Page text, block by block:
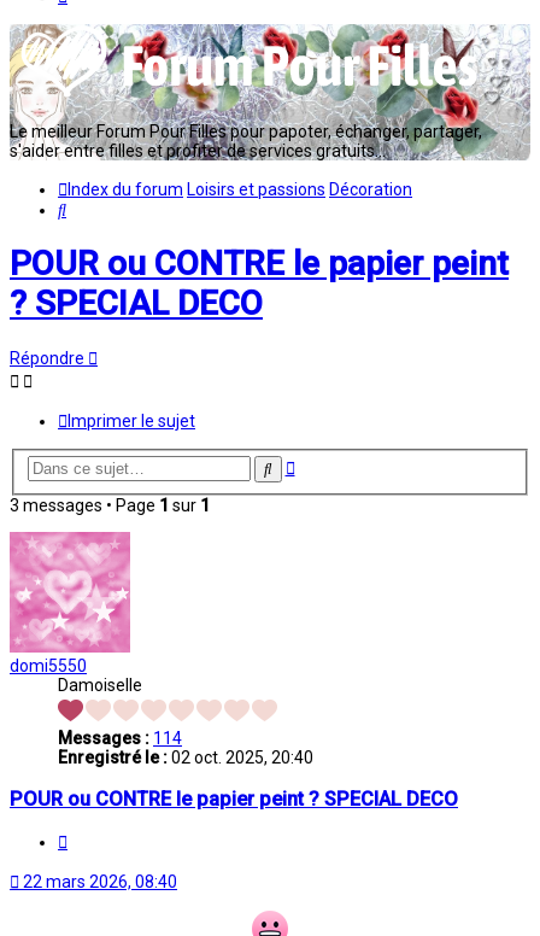
Le meilleur Forum Pour Filles pour papoter, échanger, partager,
s'aider entre filles et profiter de services gratuits...
Index du forum Loisirs et passions Décoration
Rechercher
POUR ou CONTRE le papier peint
? SPECIAL DECO
Répondre
Imprimer le sujet
Rechercher
Recherche
3 messages • Page 1 sur 1
domi5550
Damoiselle
Messages : 114
Enregistré le :02 oct. 2025, 20:40
POUR ou CONTRE le papier peint ? SPECIAL DECO
22 mars 2026, 08:40